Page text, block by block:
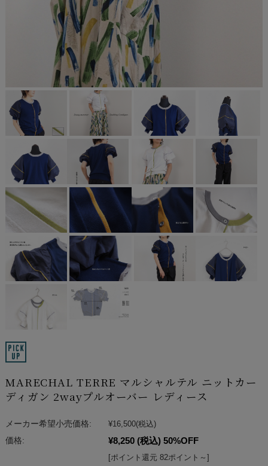
MARECHAL TERRE マルシャルテル ニットカー
ディガン 2wayプルオーバー レディース
メーカー希望小売価格: ¥16,500(税込)
価格:
¥8,250 (税込) 50%OFF
[ポイント還元 82ポイント～]